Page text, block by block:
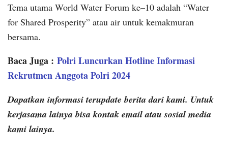
Tema utama World Water Forum ke–10 adalah “Water
for Shared Prosperity” atau air untuk kemakmuran
bersama.
Baca Juga : Polri Luncurkan Hotline Informasi
Rekrutmen Anggota Polri 2024
Dapatkan informasi terupdate berita dari kami. Untuk
kerjasama lainya bisa kontak email atau sosial media
kami lainya.